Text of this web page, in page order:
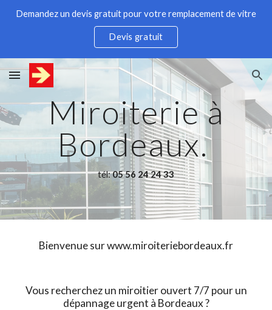
Skip to main content
Demandez un devis gratuit pour votre remplacement de vitre
Devis gratuit
Miroiterie à
Bordeaux.
tél:05 56 24 24 33
Bienvenue sur www.miroiteriebordeaux.fr
Vous recherchez un miroitier ouvert 7/7 pour un
dépannage urgent à Bordeaux ?